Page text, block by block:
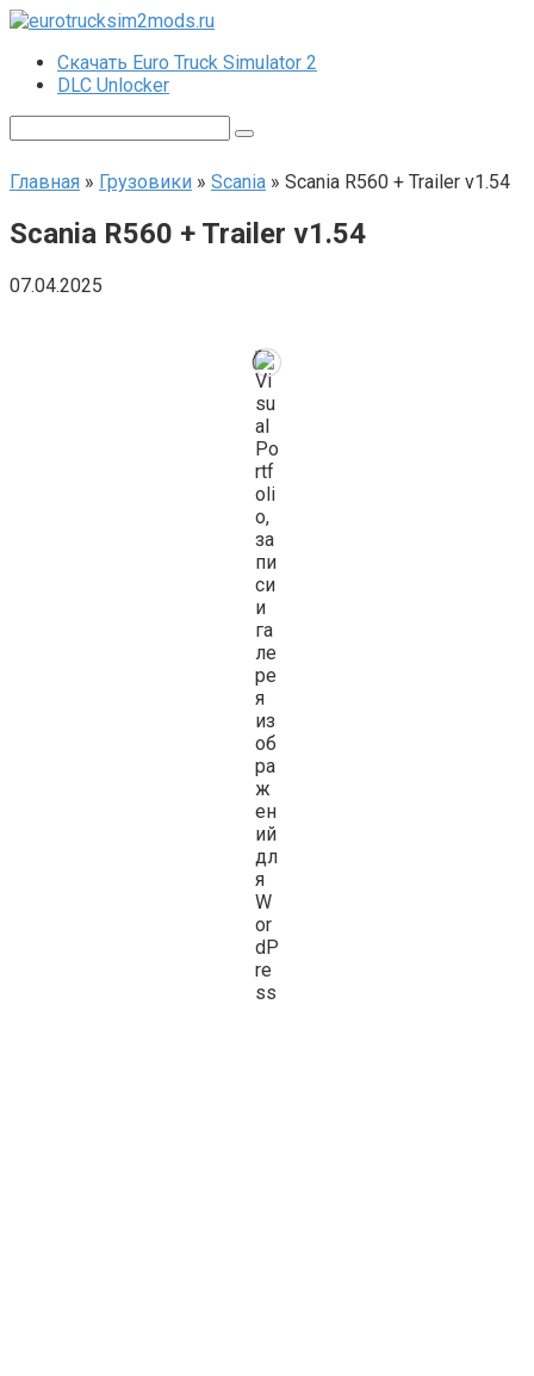
Перейти
контентуСкачать Euro Truck Simulator 2
DLC Unlocker
Главная » Грузовики » Scania » Scania R560 + Trailer v1.54
Scania R560 + Trailer v1.54
07.04.2025